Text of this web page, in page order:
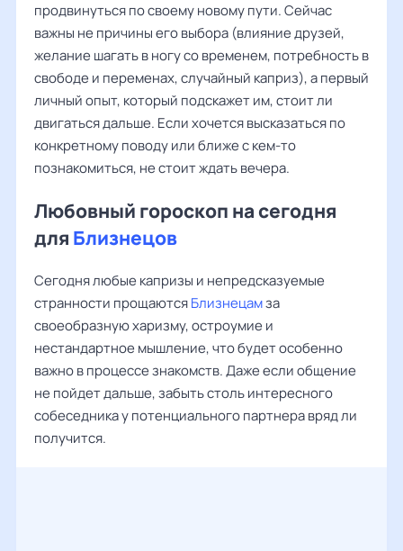
продвинуться по своему новому пути. Сейчас
важны не причины его выбора (влияние друзей,
желание шагать в ногу со временем, потребность в
свободе и переменах, случайный каприз), а первый
личный опыт, который подскажет им, стоит ли
двигаться дальше. Если хочется высказаться по
конкретному поводу или ближе с кем-то
познакомиться, не стоит ждать вечера.
Любовный гороскоп на сегодня
для Близнецов
Сегодня любые капризы и непредсказуемые
странности прощаютсяБлизнецамза
своеобразную харизму, остроумие и
нестандартное мышление, что будет особенно
важно в процессе знакомств. Даже если общение
не пойдет дальше, забыть столь интересного
собеседника у потенциального партнера вряд ли
получится.